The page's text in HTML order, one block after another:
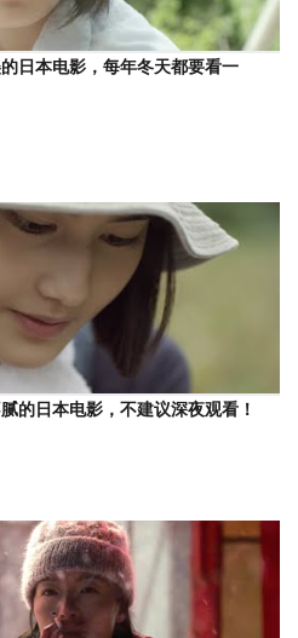
日本电影，每年冬天都要看一
的日本电影，不建议深夜观看！